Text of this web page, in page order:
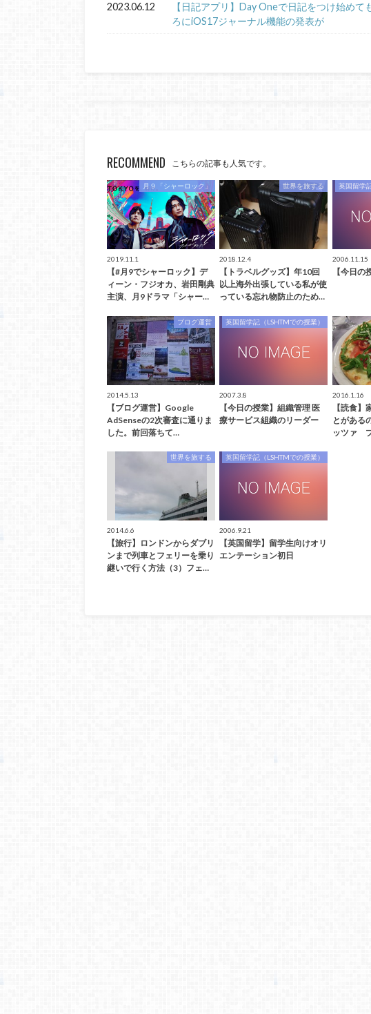
2023.06.12
【日記アプリ】Day Oneで日記をつけ始め
ろにiOS17ジャーナル機能の発表が
RECOMMEND こちらの記事も人気です。
月９「シャーロック」
2019.11.1
【#月9でシャーロック】デ
ィーン・フジオカ、岩田剛典
主演、月9ドラマ「シャー…
世界を旅する
2018.12.4
【トラベルグッズ】年10回
以上海外出張している私が使
っている忘れ物防止のため…
英国留学
2006.11.15
【今日
ブログ運営
2014.5.13
【ブログ運営】Google
AdSenseの2次審査に通りま
した。前回落ちて…
英国留学記（LSHTMでの授業）
2007.3.8
【今日の授業】組織管理 医
療サービス組織のリーダー
2016.1.16
【読食】
とがある
ッツァ
世界を旅する
2014.6.6
【旅行】ロンドンからダブリ
ンまで列車とフェリーを乗り
継いで行く方法（3）フェ…
英国留学記（LSHTMでの授業）
2006.9.21
【英国留学】留学生向けオリ
エンテーション初日